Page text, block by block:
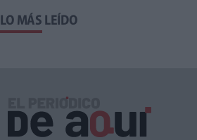
LO MÁS LEÍDO